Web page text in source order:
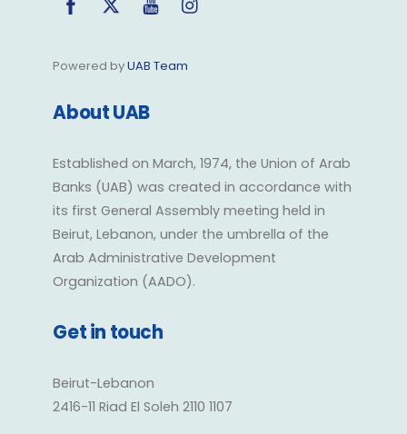
Powered byUAB Team
About UAB
Established on March, 1974, the Union of Arab
Banks (UAB) was created in accordance with
its first General Assembly meeting held in
Beirut, Lebanon, under the umbrella of the
Arab Administrative Development
Organization (AADO).
Get in touch
Beirut-Lebanon
2416-11 Riad El Soleh 2110 1107